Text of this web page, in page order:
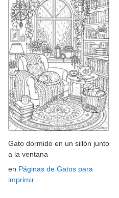
Gato dormido en un sillón junto
a la ventana
en Páginas de Gatos para
imprimir